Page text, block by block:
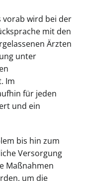
vorab wird bei der
mit den
Ärzten
unter
Im
für jeden
und ein
bis hin zum
Versorgung
Maßnahmen
um die